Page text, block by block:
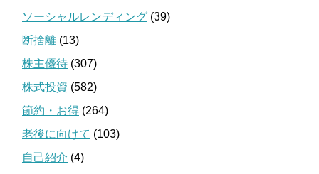
ソーシャルレンディング (39)
断捨離 (13)
株主優待 (307)
株式投資 (582)
節約・お得 (264)
老後に向けて (103)
自己紹介 (4)